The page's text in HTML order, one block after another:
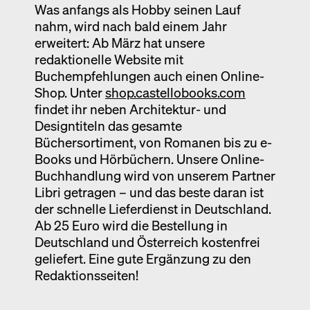
Was anfangs als Hobby seinen Lauf
nahm, wird nach bald einem Jahr
erweitert: Ab März hat unsere
redaktionelle Website mit
Buchempfehlungen auch einen Online-
Shop. Untershop.castellobooks.com
findet ihr neben Architektur- und
Designtiteln das gesamte
Büchersortiment, von Romanen bis zu e-
Books und Hörbüchern. Unsere Online-
Buchhandlung wird von unserem Partner
Libri getragen – und das beste daran ist
der schnelle Lieferdienst in Deutschland.
Ab 25 Euro wird die Bestellung in
Deutschland und Österreich kostenfrei
geliefert. Eine gute Ergänzung zu den
Redaktionsseiten!